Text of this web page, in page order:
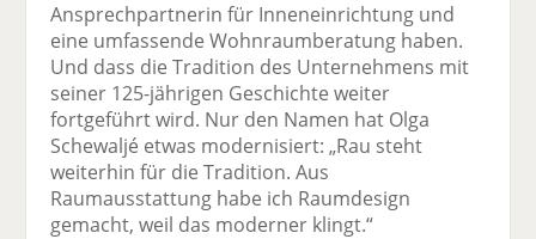
Ansprech­partnerin für Inneneinrichtung und
eine umfassende Wohnraumberatung haben.
Und dass die Tradition des Unternehmens mit
seiner 125-jährigen Geschichte weiter
fortgeführt wird. Nur den Namen hat Olga
Schewaljé etwas modernisiert: „Rau steht
weiterhin für die Tradition. Aus
Raumausstattung habe ich Raumdesign
gemacht, weil das moderner klingt.“